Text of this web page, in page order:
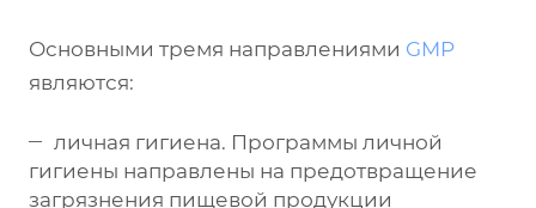
Основными тремя направлениями GMP
являются:
личная гигиена. Программы личной
гигиены направлены на предотвращение
загрязнения пищевой продукции